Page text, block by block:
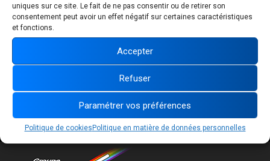
uniques sur ce site. Le fait de ne pas consentir ou de retirer son
consentement peut avoir un effet négatif sur certaines caractéristiques
et fonctions.
Accepter
Refuser
Paramétrer vos préférences
Politique de cookies Politique en matière de données personnelles
Suivez-nous :